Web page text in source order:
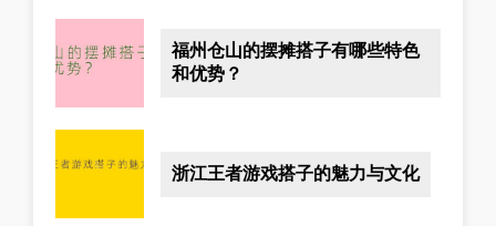
福州仓山的摆摊搭子有哪些特色
和优势？
浙江王者游戏搭子的魅力与文化